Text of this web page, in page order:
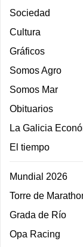
Sociedad
Cultura
Gráficos
Somos Agro
Somos Mar
Obituarios
La Galicia
El tiempo
Mundial 2026
Torre de
Grada de Río
Opa Racing